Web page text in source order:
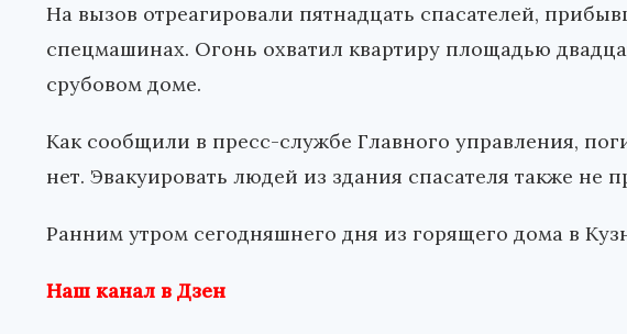
На вызов отреагировали пятнадцать спасателей,
спецмашинах. Огонь охватил квартиру площадью
срубовом доме.
Как сообщили в пресс-службе Главного управления,
нет. Эвакуировать людей из здания спасателя также не
Ранним утром сегодняшнего дня из горящего дома в
Наш канал в Дзен